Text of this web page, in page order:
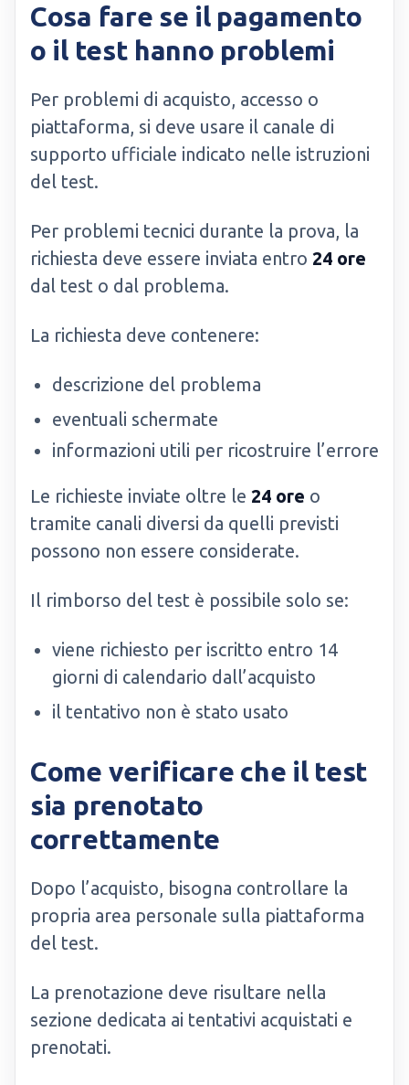
Cosa fare se il pagamento
o il test hanno problemi
Per problemi di acquisto, accesso o
piattaforma, si deve usare il canale di
supporto ufficiale indicato nelle istruzioni
del test.
Per problemi tecnici durante la prova, la
richiesta deve essere inviata entro 24 ore
dal test o dal problema.
La richiesta deve contenere:
descrizione del problema
eventuali schermate
informazioni utili per ricostruire l’errore
Le richieste inviate oltre le 24 ore o
tramite canali diversi da quelli previsti
possono non essere considerate.
Il rimborso del test è possibile solo se:
viene richiesto per iscritto entro 14
giorni di calendario dall’acquisto
il tentativo non è stato usato
Come verificare che il test
sia prenotato
correttamente
Dopo l’acquisto, bisogna controllare la
propria area personale sulla piattaforma
del test.
La prenotazione deve risultare nella
sezione dedicata ai tentativi acquistati e
prenotati.